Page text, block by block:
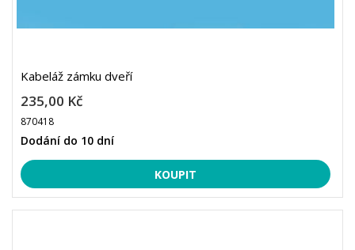
Kabeláž zámku dveří
235,00 Kč
870418
Dodání do 10 dní